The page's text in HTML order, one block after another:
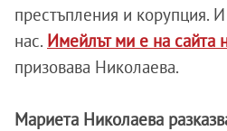
престъпления и корупция.
нас. Имейлът ми е на сайта
призовава Николаева.
Мариета Николаева